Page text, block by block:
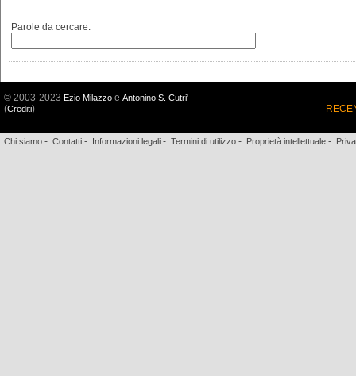
Parole da cercare:
© 2003-2023 Ezio Milazzo e Antonino S. Cutri'
(Crediti)
Chi siamo - Contatti - Informazioni legali - Termini di utilizzo - Proprietà intellettuale -